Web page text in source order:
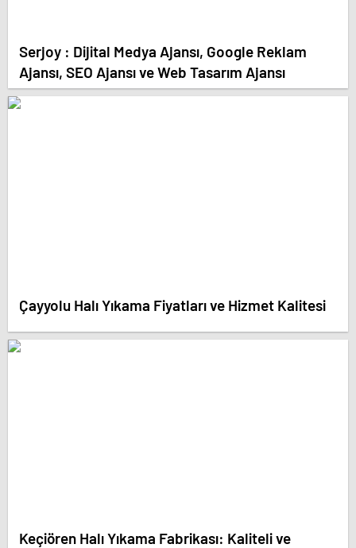
Serjoy : Dijital Medya Ajansı, Google Reklam
Ajansı, SEO Ajansı ve Web Tasarım Ajansı
Çayyolu Halı Yıkama Fiyatları ve Hizmet Kalitesi
Keçiören Halı Yıkama Fabrikası: Kaliteli ve